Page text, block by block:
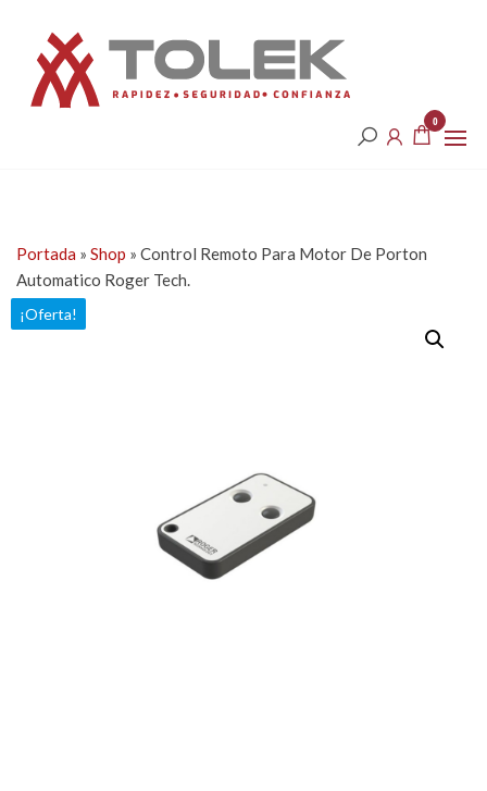
contenido
0
Portada » Shop » Control Remoto Para Motor De Porton
Automatico Roger Tech.
¡Oferta!